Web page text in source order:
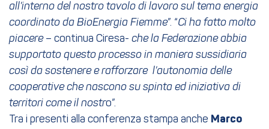
all’interno del nostro tavolo di lavoro sul tema energia
coordinato da BioEnergia Fiemme”. “Ci ha fatto molto
piacere– continua Ciresa- che la Federazione abbia
supportato questo processo in maniera sussidiaria
così da sostenere e rafforzare l’autonomia delle
cooperative che nascono su spinta ed iniziativa di
territori come il nostro”.
Tra i presenti alla conferenza stampa anche Marco